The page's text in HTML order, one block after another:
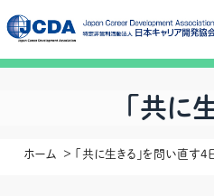
「共に
ホーム